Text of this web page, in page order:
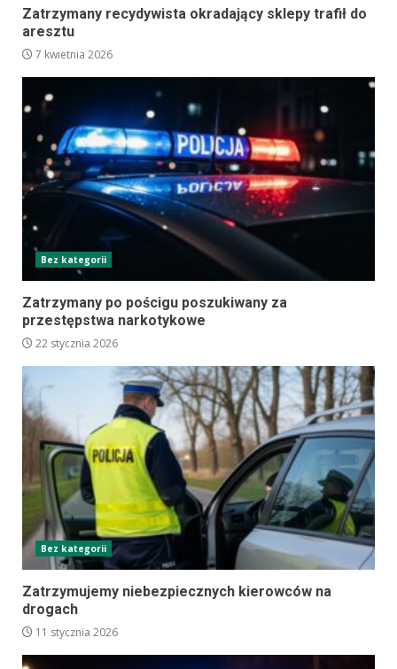
Zatrzymany recydywista okradający sklepy trafił do
aresztu
7 kwietnia 2026
Bez kategorii
Zatrzymany po pościgu poszukiwany za
przestępstwa narkotykowe
22 stycznia 2026
Bez kategorii
Zatrzymujemy niebezpiecznych kierowców na
drogach
11 stycznia 2026